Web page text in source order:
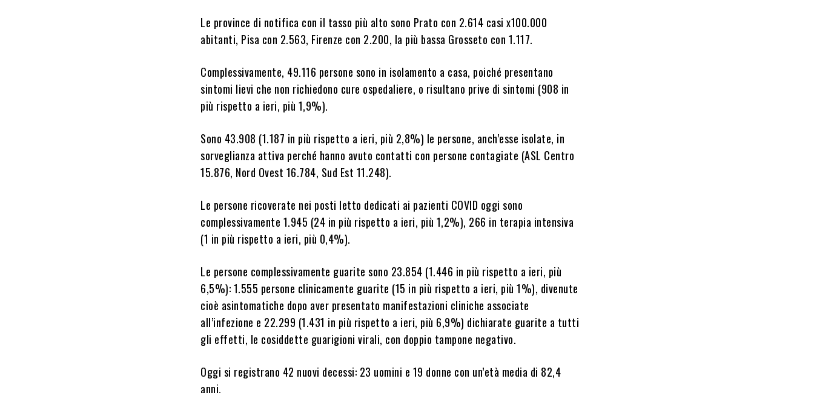
Le province di notifica con il tasso più alto sono Prato con 2.614 casi x100.000
abitanti, Pisa con 2.563, Firenze con 2.200, la più bassa Grosseto con 1.117.
Complessivamente, 49.116 persone sono in isolamento a casa, poiché presentano
sintomi lievi che non richiedono cure ospedaliere, o risultano prive di sintomi (908 in
più rispetto a ieri, più 1,9%).
Sono 43.908 (1.187 in più rispetto a ieri, più 2,8%) le persone, anch’esse isolate, in
sorveglianza attiva perché hanno avuto contatti con persone contagiate (ASL Centro
15.876, Nord Ovest 16.784, Sud Est 11.248).
Le persone ricoverate nei posti letto dedicati ai pazienti COVID oggi sono
complessivamente 1.945 (24 in più rispetto a ieri, più 1,2%), 266 in terapia intensiva
(1 in più rispetto a ieri, più 0,4%).
Le persone complessivamente guarite sono 23.854 (1.446 in più rispetto a ieri, più
6,5%): 1.555 persone clinicamente guarite (15 in più rispetto a ieri, più 1%), divenute
cioè asintomatiche dopo aver presentato manifestazioni cliniche associate
all’infezione e 22.299 (1.431 in più rispetto a ieri, più 6,9%) dichiarate guarite a tutti
gli effetti, le cosiddette guarigioni virali, con doppio tampone negativo.
Oggi si registrano 42 nuovi decessi: 23 uomini e 19 donne con un’età media di 82,4
anni.